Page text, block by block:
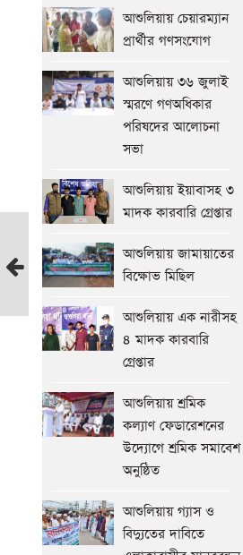
টেটাবিদ্ধ
হয়ে
মৃত্যু
আগের
আশুলিয়ায় চেয়ারম্যান
প্রার্থীর গণসংযোগ
আশুলিয়ায় ৩৬ জুলাই
স্মরণে গণঅধিকার
পরিষদের আলোচনা
সভা
আশুলিয়ায় ইয়াবাসহ ৩
মাদক কারবারি গ্রেপ্তার
আশুলিয়ায় জামায়াতের
বিক্ষোভ মিছিল
আশুলিয়ায় এক নারীসহ
৪ মাদক কারবারি
গ্রেপ্তার
আশুলিয়ায় শ্রমিক
কল্যাণ ফেডারেশনের
উদ্যোগে শ্রমিক সমাবেশ
অনুষ্ঠিত
আশুলিয়ায় গ্যাস ও
বিদ্যুতের দাবিতে